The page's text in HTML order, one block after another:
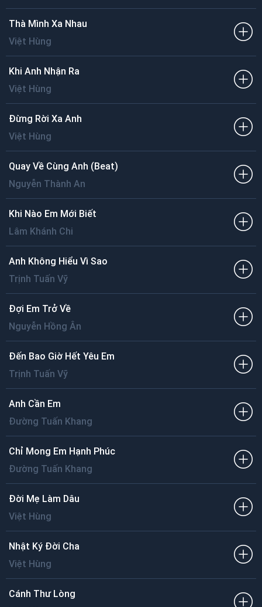
Thà Mình Xa Nhau
Việt Hùng
Khi Anh Nhận Ra
Việt Hùng
Đừng Rời Xa Anh
Việt Hùng
Quay Về Cùng Anh (Beat)
Nguyễn Thành An
Khi Nào Em Mới Biết
Lâm Khánh Chi
Anh Không Hiểu Vì Sao
Trịnh Tuấn Vỹ
Đợi Em Trở Về
Nguyễn Hồng Ân
Đến Bao Giờ Hết Yêu Em
Trịnh Tuấn Vỹ
Anh Cần Em
Đường Tuấn Khang
Chỉ Mong Em Hạnh Phúc
Đường Tuấn Khang
Đời Mẹ Làm Dâu
Việt Hùng
Nhật Ký Đời Cha
Việt Hùng
Cánh Thư Lòng